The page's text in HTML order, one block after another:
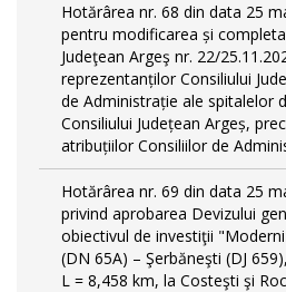
Hotărârea nr. 68 din data 25
pentru modificarea și
Judeţean Argeş nr. 22/
reprezentanților Consiliului
de Administrație ale spitalelor
Consiliului Județean Argeș,
atribuțiilor Consiliilor de
Hotărârea nr. 69 din data 25
privind aprobarea Devizului
obiectivul de investiţii
(DN 65A) – Şerbăneşti (DJ
L = 8,458 km, la Costeşti şi